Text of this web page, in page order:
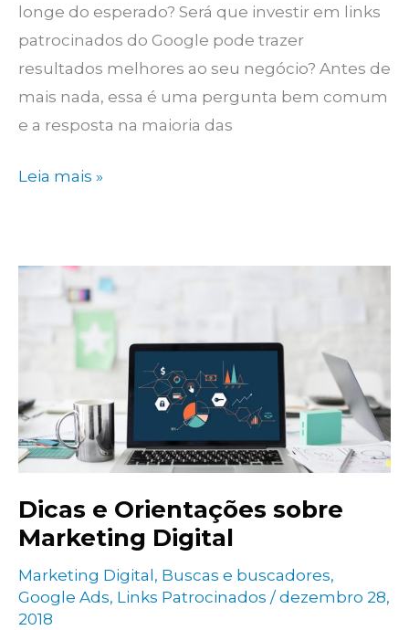
longe do esperado? Será que investir em links
patrocinados do Google pode trazer
resultados melhores ao seu negócio? Antes de
mais nada, essa é uma pergunta bem comum
e a resposta na maioria das
Por
anunciar
Patrocinados?
Leia mais »
Dicas e Orientações sobre
Marketing Digital
Marketing Digital , Buscas e buscadores,
Google Ads, Links Patrocinados / dezembro 28,
2018